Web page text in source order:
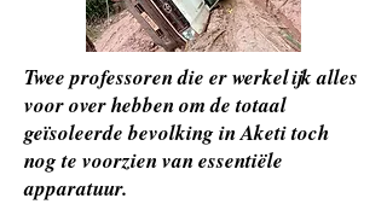
Twee professoren die er werkelijk alles
voor over hebben om de totaal
geïsoleerde bevolking in Aketi toch
nog te voorzien van essentiële
apparatuur.